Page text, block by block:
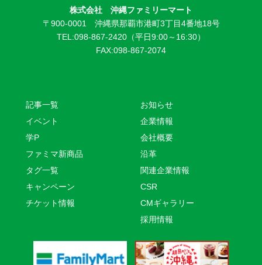
株式会社 沖縄ファミリーマート
〒900-0001 沖縄県那覇市港町3丁目4番地18号
TEL:098-867-2420（平日9:00～16:30）
FAX:098-867-2074
記事一覧
イベント
学P
ファミマ新商品
タグ一覧
キャンペーン
チケット情報
お知らせ
企業情報
会社概要
沿革
関連企業情報
CSR
CMギャラリー
採用情報